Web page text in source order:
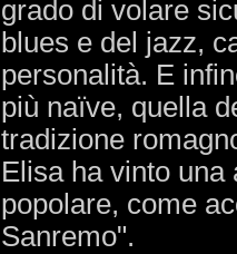
grado di volare
blues e del jazz,
personalità. E
più naïve, quella
tradizione
Elisa ha vinto
popolare, come
Sanremo".